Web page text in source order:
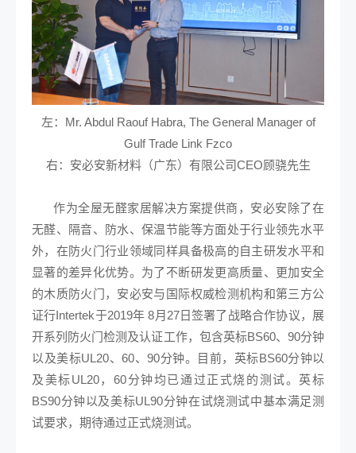
左：Mr. Abdul Raouf Habra, The General Manager of
Gulf Trade Link Fzco
右： 安必安新材料（广东）有限公司CEO顾骁先生
作为全屋无醛家居解决方案提供商，安必安除了在
无醛、隔音、防水、保温节能等方面处于行业领先水平
外，在防火门行业领域同样具备极高的自主研发水平和
显著的差异化优势。为了不断研发更高质量、更加安全
的木质防火门，安必安与国际权威检测机构和第三方公
证行Intertek于2019年 8月27日签署了战略合作协议，展
开系列防火门检测及认证工作，包含英标BS60、90分钟
以及美标UL20、60、90分钟。目前，英标BS60分钟以
及美标UL20，60分钟均已通过正式烧的测试。英标
BS90分钟以及美标UL90分钟在试烧测试中基本满足测
试要求，期待通过正式烧测试。